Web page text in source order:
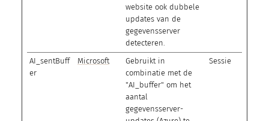
website ook dubbele
updates van de
gegevensserver
detecteren.
AI_sentBuff
er
Microsoft
Gebruikt in
combinatie met de
"AI_buffer" om het
aantal
gegevensserver-
Sessie